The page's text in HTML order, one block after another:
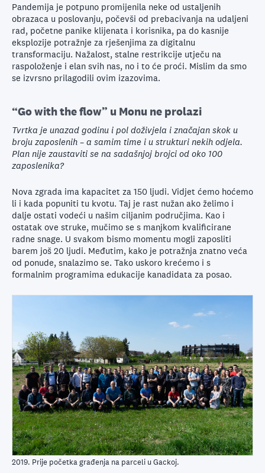
Pandemija je potpuno promijenila neke od ustaljenih
obrazaca u poslovanju, počevši od prebacivanja na udaljeni
rad, početne panike klijenata i korisnika, pa do kasnije
eksplozije potražnje za rješenjima za digitalnu
transformaciju. Nažalost, stalne restrikcije utječu na
raspoloženje i elan svih nas, no i to će proći. Mislim da smo
se izvrsno prilagodili ovim izazovima.
“Go with the flow” u Monu ne prolazi
Tvrtka je unazad godinu i pol doživjela i značajan skok u
broju zaposlenih – a samim time i u strukturi nekih odjela.
Plan nije zaustaviti se na sadašnjoj brojci od oko 100
zaposlenika?
Nova zgrada ima kapacitet za 150 ljudi. Vidjet ćemo hoćemo
li i kada popuniti tu kvotu. Taj je rast nužan ako želimo i
dalje ostati vodeći u našim ciljanim područjima. Kao i
ostatak ove struke, mučimo se s manjkom kvalificirane
radne snage. U svakom bismo momentu mogli zaposliti
barem još 20 ljudi. Međutim, kako je potražnja znatno veća
od ponude, snalazimo se. Tako uskoro krećemo i s
formalnim programima edukacije kanadidata za posao.
2019. Prije početka građenja na parceli u Gackoj.